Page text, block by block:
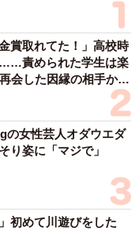
賞取れてた！」高校時
責められた学生は楽
会した因縁の相手から
の女性芸人オダウエダ
姿に「マジで」
初めて川遊びをした